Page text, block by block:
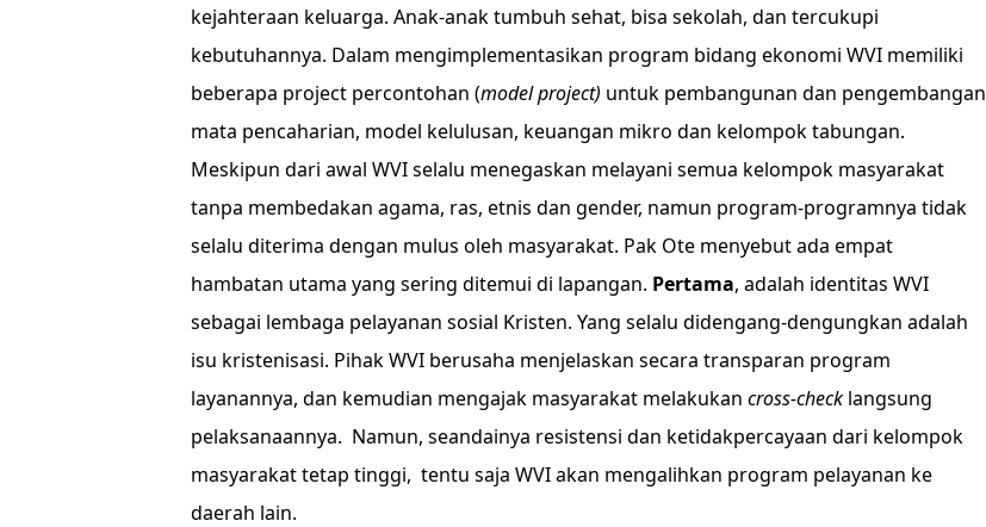
kejahteraan keluarga. Anak-anak tumbuh sehat, bisa sekolah, dan tercukupi
kebutuhannya. Dalam mengimplementasikan program bidang ekonomi WVI memiliki
beberapa project percontohan (model project) untuk pembangunan dan pengembangan
mata pencaharian, model kelulusan, keuangan mikro dan kelompok tabungan.
Meskipun dari awal WVI selalu menegaskan melayani semua kelompok masyarakat
tanpa membedakan agama, ras, etnis dan gender, namun program-programnya tidak
selalu diterima dengan mulus oleh masyarakat. Pak Ote menyebut ada empat
hambatan utama yang sering ditemui di lapangan. Pertama, adalah identitas WVI
sebagai lembaga pelayanan sosial Kristen. Yang selalu didengang-dengungkan adalah
isu kristenisasi. Pihak WVI berusaha menjelaskan secara transparan program
layanannya, dan kemudian mengajak masyarakat melakukan cross-check langsung
pelaksanaannya. Namun, seandainya resistensi dan ketidakpercayaan dari kelompok
masyarakat tetap tinggi, tentu saja WVI akan mengalihkan program pelayanan ke
daerah lain.